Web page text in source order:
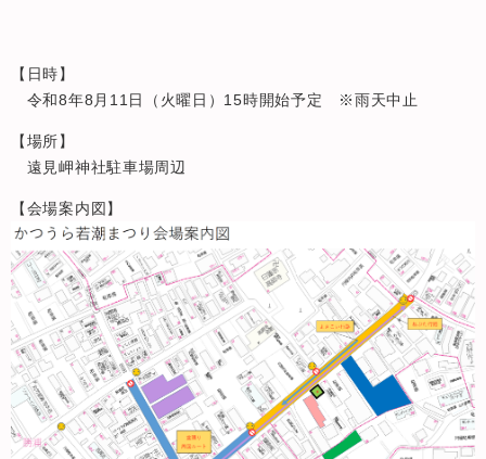
【日時】
令和8年8月11日（火曜日）15時開始予定 ※雨天中止
【場所】
遠見岬神社駐車場周辺
【会場案内図】